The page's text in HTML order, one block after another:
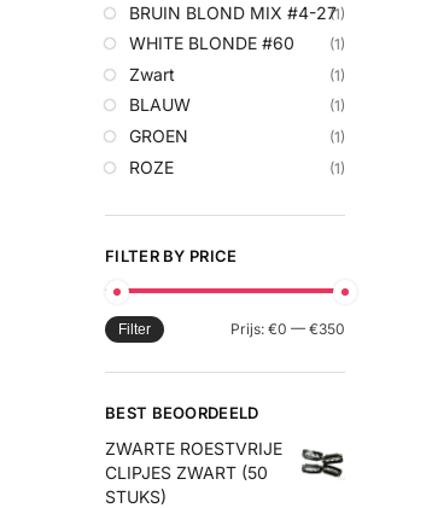
BRUIN BLOND MIX #4-27(1)
WHITE BLONDE #60 (1)
Zwart (1)
BLAUW (1)
GROEN (1)
ROZE (1)
FILTER BY PRICE
Filter Prijs: €0 — €350
BEST BEOORDEELD
ZWARTE ROESTVRIJE
CLIPJES ZWART (50
STUKS)